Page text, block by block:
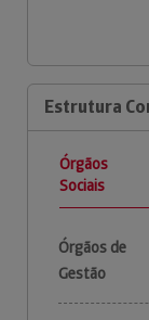
Estrutura
Órgãos
Sociais
Órgãos de
Gestão